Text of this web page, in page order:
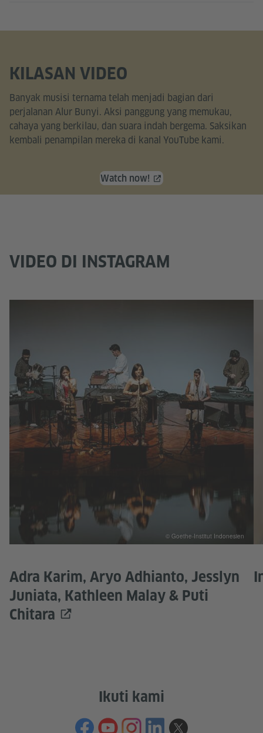
KILASAN VIDEO
Banyak musisi ternama telah menjadi bagian dari
perjalanan Alur Bunyi. Aksi panggung yang memukau,
cahaya yang berkilau, dan suara indah bergema. Saksikan
kembali penampilan mereka di kanal YouTube kami.
Watch now!
VIDEO DI INSTAGRAM
Adra Karim, Aryo Adhianto, Jesslyn
Juniata, Kathleen Malay & Puti
Chitara
© Goethe-Institut Indonesien
Ikuti kami